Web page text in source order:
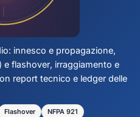
innesco e propagazione,
e flashover, irraggiamento e
report tecnico e ledger delle
Flashover NFPA 921